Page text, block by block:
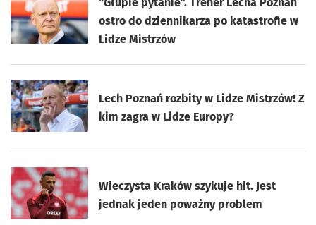
ostro do dziennikarza po katastrofie w
Lidze Mistrzów
Lech Poznań rozbity w Lidze Mistrzów! Z
kim zagra w Lidze Europy?
Wieczysta Kraków szykuje hit. Jest
jednak jeden poważny problem